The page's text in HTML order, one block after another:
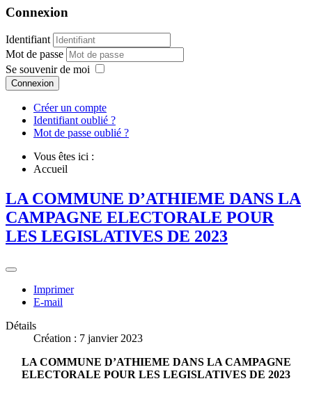
Connexion
Identifiant
Mot de passe
Se souvenir de moi
Connexion
Créer un compte
Identifiant oublié ?
Mot de passe oublié ?
Vous êtes ici :
Accueil
LA COMMUNE D’ATHIEME DANS LA
CAMPAGNE ELECTORALE POUR
LES LEGISLATIVES DE 2023
Imprimer
E-mail
Détails
Création : 7 janvier 2023
LA COMMUNE D’ATHIEME DANS LA CAMPAGNE
ELECTORALE POUR LES LEGISLATIVES DE 2023